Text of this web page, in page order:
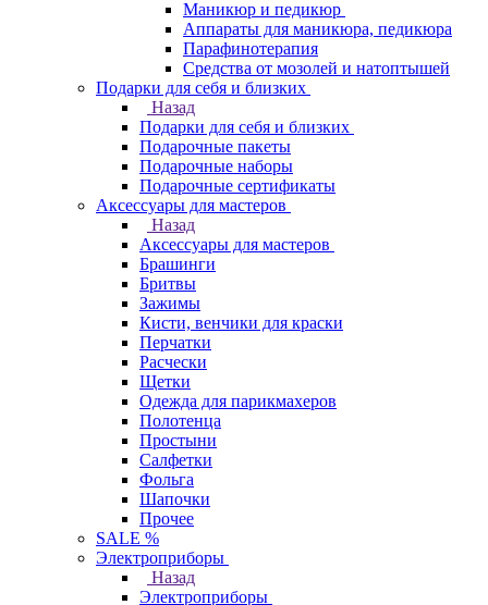
Маникюр и педикюр
Аппараты для маникюра, педикюра
Парафинотерапия
Средства от мозолей и натоптышей
Подарки для себя и близких
Назад
Подарки для себя и близких
Подарочные пакеты
Подарочные наборы
Подарочные сертификаты
Аксессуары для мастеров
Назад
Аксессуары для мастеров
Брашинги
Бритвы
Зажимы
Кисти, венчики для краски
Перчатки
Расчески
Щетки
Одежда для парикмахеров
Полотенца
Простыни
Салфетки
Фольга
Шапочки
Прочее
SALE %
Электроприборы
Назад
Электроприборы